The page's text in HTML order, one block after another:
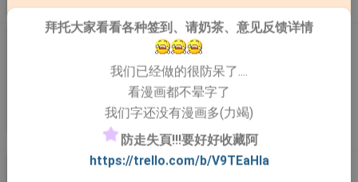
对吸血鬼的事疯狂追问个不停。被问到头昏脑胀的贤承，
最后竟半推半就地答应协助他的「吸血鬼宅男企划」……?
一个想守住秘密的吸血鬼，一个对吸血鬼怀抱满满幻想的
狂热宅男。从「分你一点血」开始的两人关系，渐渐变成
一段暧昧失控、越界发展的共生生活—分享血液，也分享
秘密。只是这段关系，真的能一直维持在「安全范围」内
吗？
作者：Noonggae 更新至第17话
Tesoro of the Guide【无码】
中心，以及被任命到此处的白时真。 第一天上班时，时
真不巧遇见为了接近他而刻意隐藏身份、伪装成行政人员
的A级嚮导郑泰律。 「最好不要对咸建宇带有私人情感，
这样你才能在这裡平安无事地过日子。」 时真只是想报
答十年前拯救他的哨兵咸建宇，却意外被与咸建宇匹配率
最高的郑泰律发现自己的心意... 「博士...你为了让他来
作者：코혈압,호찌,호
우
我的惊悚宝贝【无码】
拜托大家看看各种签到、请奶茶、意见反馈详情
我们已经做的很防呆了....
看漫画都不晕字了
我们字还没有漫画多(力竭)
防走失頁!!!要好好收藏阿
https://trello.com/b/V9TEaHIa